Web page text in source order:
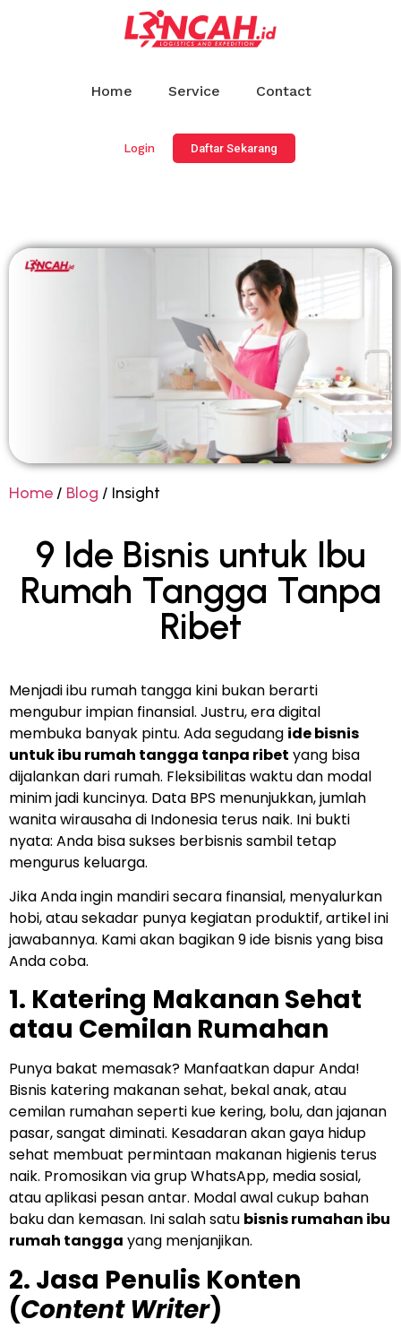
Home Service Contact
Login Daftar Sekarang
Home / Blog / Insight
9 Ide Bisnis untuk Ibu
Rumah Tangga Tanpa
Ribet
Menjadi ibu rumah tangga kini bukan berarti
mengubur impian finansial. Justru, era digital
membuka banyak pintu. Ada segudang ide bisnis
untuk ibu rumah tangga tanpa ribet yang bisa
dijalankan dari rumah. Fleksibilitas waktu dan modal
minim jadi kuncinya. Data BPS menunjukkan, jumlah
wanita wirausaha di Indonesia terus naik. Ini bukti
nyata: Anda bisa sukses berbisnis sambil tetap
mengurus keluarga.
Jika Anda ingin mandiri secara finansial, menyalurkan
hobi, atau sekadar punya kegiatan produktif, artikel ini
jawabannya. Kami akan bagikan 9 ide bisnis yang bisa
Anda coba.
1. Katering Makanan Sehat
atau Cemilan Rumahan
Punya bakat memasak? Manfaatkan dapur Anda!
Bisnis katering makanan sehat, bekal anak, atau
cemilan rumahan seperti kue kering, bolu, dan jajanan
pasar, sangat diminati. Kesadaran akan gaya hidup
sehat membuat permintaan makanan higienis terus
naik. Promosikan via grup WhatsApp, media sosial,
atau aplikasi pesan antar. Modal awal cukup bahan
baku dan kemasan. Ini salah satu bisnis rumahan ibu
rumah tangga yang menjanjikan.
2. Jasa Penulis Konten
(Content Writer)